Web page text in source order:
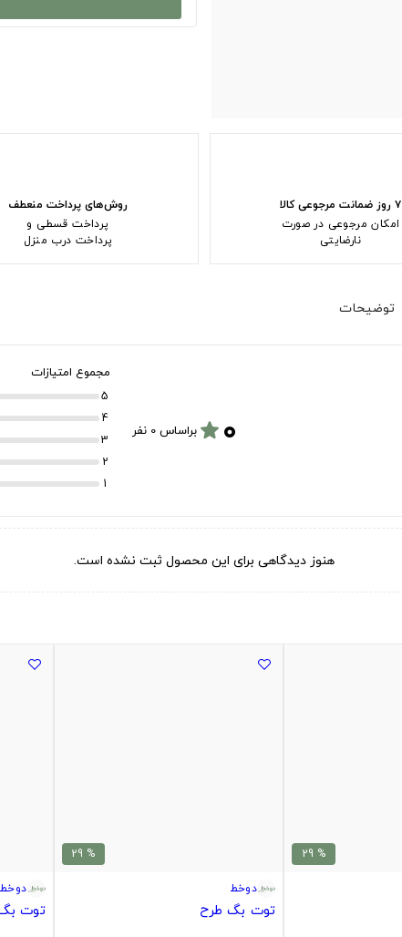
۷ روز ضمانت مرجوعی کالا
امکان مرجوعی در صورت
نارضایتی
روش‌های پرداخت منعطف
پرداخت قسطی و
پرداخت درب منزل
توضیحات
۰ starبراساس 0 نفر
مجموع امتیازات
5
4
3
2
1
هنوز دیدگاهی برای این محصول ثبت نشده است.
% 29
% 29
دوخط
توت بگ طرح
دوخط
توت